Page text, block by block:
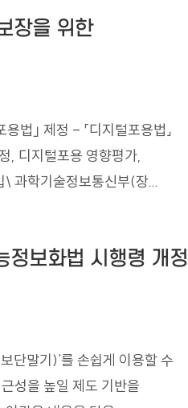
장을 위한
법｣ 제정 - 「디지털포용법」
, 디지털포용 영향평가,
과학기술정보통신부(장...
정보화법 시행령 개정
단말기)'를 손쉽게 이용할 수
성을 높일 제도 기반을